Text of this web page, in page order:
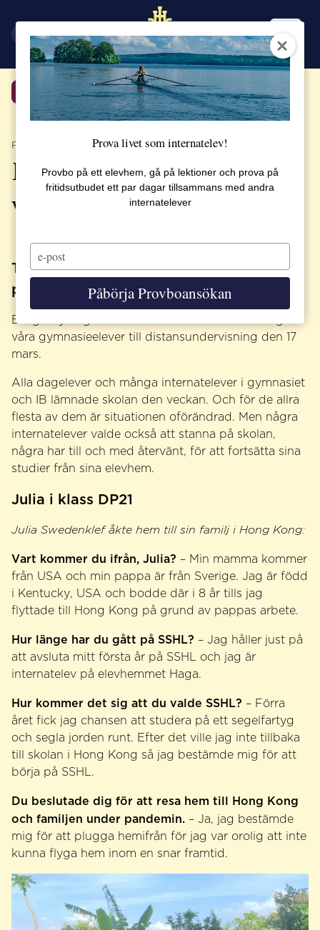
Tillbaka
PUBLICERAT 18 MAJ 2020
En väldigt annorlunda
vårtermin
Två elever berättar om livet med studier
på distans
Enligt myndigheternas rekommendationer övergick
våra gymnasieelever till distansundervisning den 17
mars.
Alla dagelever och många internatelever i gymnasiet
och IB lämnade skolan den veckan. Och för de allra
flesta av dem är situationen oförändrad. Men några
internatelever valde också att stanna på skolan,
några har till och med återvänt, för att fortsätta sina
studier från sina elevhem.
Julia i klass DP21
Julia Swedenklef åkte hem till sin familj i Hong Kong:
Vart kommer du ifrån, Julia? – Min mamma kommer
från USA och min pappa är från Sverige. Jag är född
i Kentucky, USA och bodde där i 8 år tills jag
flyttade till Hong Kong på grund av pappas arbete.
Hur länge har du gått på SSHL? – Jag håller just på
att avsluta mitt första år på SSHL och jag är
internatelev på elevhemmet Haga.
Hur kommer det sig att du valde SSHL? – Förra
året fick jag chansen att studera på ett segelfartyg
och segla jorden runt. Efter det ville jag inte tillbaka
till skolan i Hong Kong så jag bestämde mig för att
börja på SSHL.
Du beslutade dig för att resa hem till Hong Kong
och familjen under pandemin. – Ja, jag bestämde
mig för att plugga hemifrån för jag var orolig att inte
kunna flyga hem inom en snar framtid.
Prova livet som internatelev!
Provbo på ett elevhem, gå på lektioner och prova på
fritidsutbudet ett par dagar tillsammans med andra
internatelever
your
email
Påbörja Provboansökan